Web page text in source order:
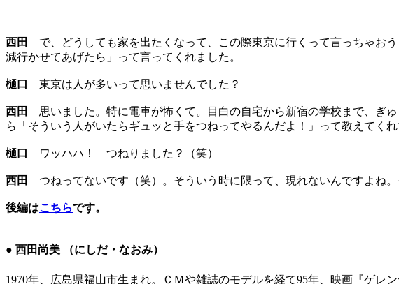
西田
で、どうしても家を出たくなって、この際東京に行くって言っちゃお
減行かせてあげたら」って言ってくれました。
樋口 東京は人が多いって思いませんでした？
西田
思いました。特に電車が怖くて。目白の自宅から新宿の学校まで、ぎ
ら「そういう人がいたらギュッと手をつねってやるんだよ！」って教えてく
樋口 ワッハハ！ つねりました？（笑）
西田 つねってないです（笑）。そういう時に限って、現れないんですよね
後編はこちらです。
● 西田尚美 （にしだ・なおみ）
1970年、広島県福山市生まれ。ＣＭや雑誌のモデルを経て95年、映画『ゲ